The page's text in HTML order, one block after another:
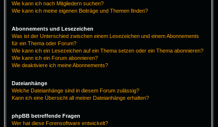
Wie kann ich nach Mitgliedern suchen?
Wie kann ich meine eigenen Beiträge und Themen finden?
Abonnements und Lesezeichen
Was ist der Unterschied zwischen einem Lesezeichen und einem Abonnements
für ein Thema oder Forum?
Wie kann ich ein Lesezeichen auf ein Thema setzen oder ein Thema abonnieren?
Wie kann ich ein Forum abonnieren?
Wie deaktiviere ich meine Abonnements?
Dateianhänge
Welche Dateianhänge sind in diesem Forum zulässig?
Kann ich eine Übersicht all meiner Dateianhänge erhalten?
phpBB betreffende Fragen
Wer hat diese Forensoftware entwickelt?